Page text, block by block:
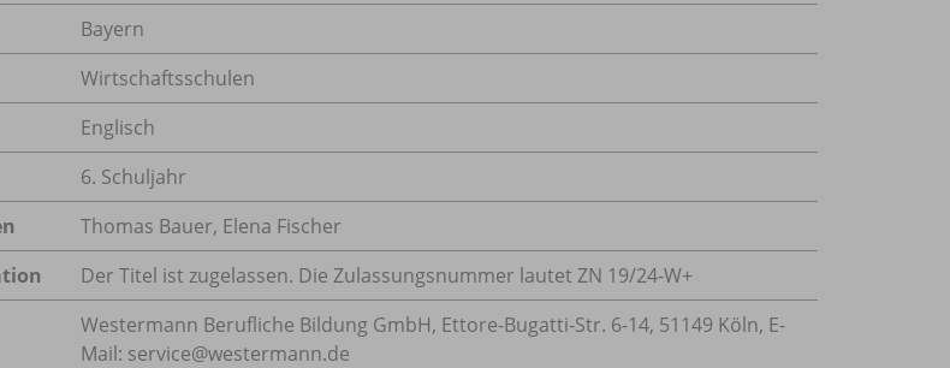
Bayern
Wirtschaftsschulen
Englisch
6. Schuljahr
Thomas Bauer, Elena Fischer
Der Titel ist zugelassen. Die Zulassungsnummer lautet ZN 19/24-W+
Westermann Berufliche Bildung GmbH, Ettore-Bugatti-Str. 6-14, 51149 Köln, E-
Mail: service@westermann.de